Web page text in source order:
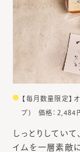
【毎月数量限定】
プ) 価格：2,484
しっとりしてい
イムを一層素敵